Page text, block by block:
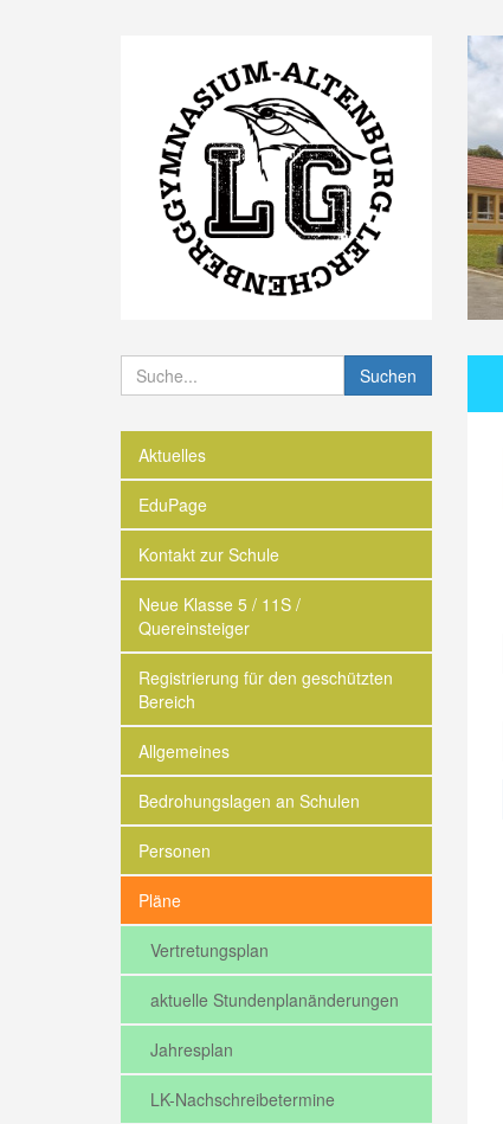
Suchen
Aktuelles
EduPage
Kontakt zur Schule
Neue Klasse 5 / 11S /
Quereinsteiger
Registrierung für den geschützten
Bereich
Allgemeines
Bedrohungslagen an Schulen
Personen
Pläne
Vertretungsplan
aktuelle Stundenplanänderungen
Jahresplan
LK-Nachschreibetermine